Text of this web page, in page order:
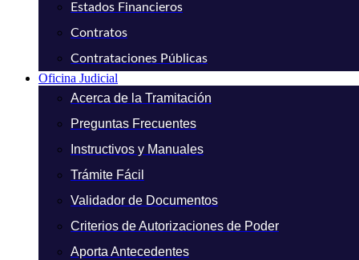
Estados Financieros
Contratos
Contrataciones Públicas
Oficina Judicial
Acerca de la Tramitación
Preguntas Frecuentes
Instructivos y Manuales
Trámite Fácil
Validador de Documentos
Criterios de Autorizaciones de Poder
Aporta Antecedentes